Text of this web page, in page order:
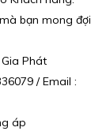
bạn mong đợi
Phát
/ Email :
áp